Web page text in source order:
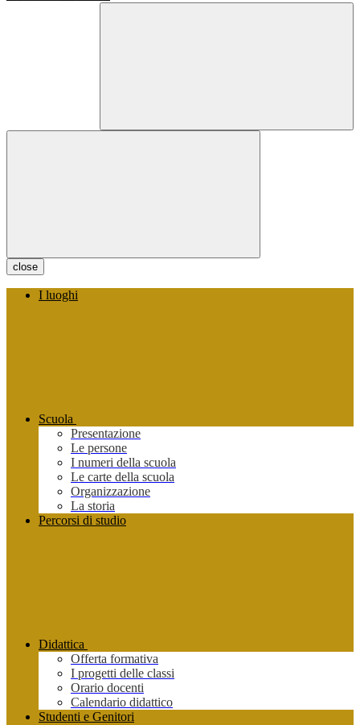
close
I luoghi
Scuola
Presentazione
Le persone
I numeri della scuola
Le carte della scuola
Organizzazione
La storia
Percorsi di studio
Didattica
Offerta formativa
I progetti delle classi
Orario docenti
Calendario didattico
Studenti e Genitori